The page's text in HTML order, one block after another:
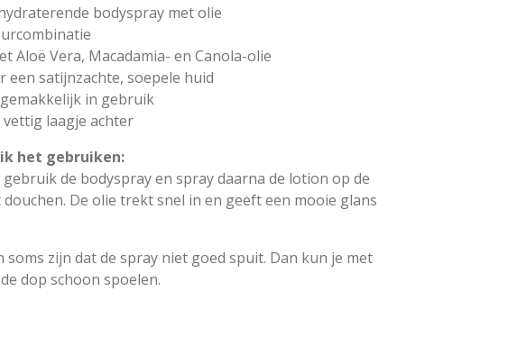
bodyspray met olie
Aloë Vera, Macadamia- en Canola-olie
een satijnzachte, soepele huid
in gebruik
vettig laagje achter
het gebruiken:
gebruik de bodyspray en spray daarna de lotion op de
De olie trekt snel in en geeft een mooie glans
soms zijn dat de spray niet goed spuit. Dan kun je met
dop schoon spoelen.